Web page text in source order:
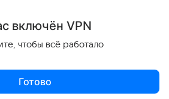
Поделиться
включён VPN
чтобы всё работало
Готово